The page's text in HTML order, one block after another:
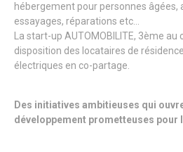
hébergement pour personnes âgées,
essayages, réparations etc…
La start-up AUTOMOBILITE, 3ème
disposition des locataires de
électriques en co-partage.
Des initiatives ambitieuses qui
développement prometteuses pour